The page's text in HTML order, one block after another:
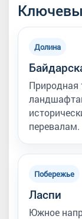
Долина
Природная
перевалам.
Побережье
Ласпи
Южное